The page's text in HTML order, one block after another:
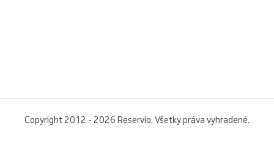
Copyright 2012 - 2026 Reservio. Všetky práva vyhradené.